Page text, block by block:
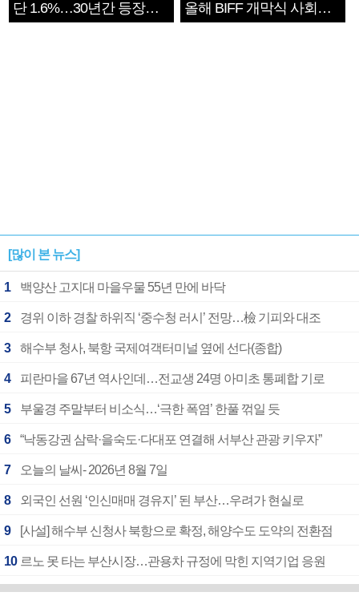
단 1.6%…30년간 등장
1182개팀 전수조사
올해 BIFF 개막식 사회자
확정
[많이 본 뉴스]
1 백양산 고지대 마을우물 55년 만에 바닥
2 경위 이하 경찰 하위직 ‘중수청 러시’ 전망…檢 기피와 대조
3 해수부 청사, 북항 국제여객터미널 옆에 선다(종합)
4 피란마을 67년 역사인데…전교생 24명 아미초 통폐합 기로
5 부울경 주말부터 비소식…‘극한 폭염’ 한풀 꺾일 듯
6 “낙동강권 삼락·을숙도·다대포 연결해 서부산 관광 키우자”
7 오늘의 날씨- 2026년 8월 7일
8 외국인 선원 ‘인신매매 경유지’ 된 부산…우려가 현실로
9 [사설] 해수부 신청사 북항으로 확정, 해양수도 도약의 전환점
10 르노 못 타는 부산시장…관용차 규정에 막힌 지역기업 응원